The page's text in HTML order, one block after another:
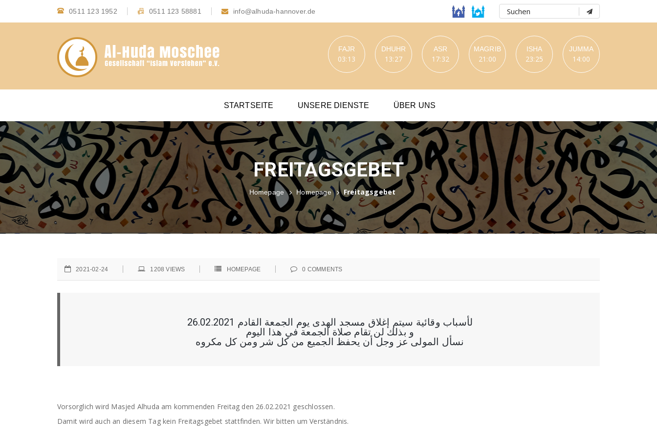
0511 123 1952 0511 123 58881 info@alhuda-hannover.de
FAJR
03:13
DHUHR
13:27
ASR
17:32
MAGRIB
21:00
ISHA
23:25
JUMMA
14:00
STARTSEITE UNSERE DIENSTE ÜBER UNS
FREITAGSGEBET
Homepage Homepage Freitagsgebet
2021-02-24 1208VIEWS HOMEPAGE 0 COMMENTS
لأسباب وقائية سيتم إغلاق مسجد الهدى يوم الجمعة القادم 26.02.2021
و بذلك لن تقام صلاة الجمعة في هذا اليوم
نسأل المولى عز وجل أن يحفظ الجميع من كل شر ومن كل مكروه
Vorsorglich wird Masjed Alhuda am kommenden Freitag den 26.02.2021 geschlossen.
Damit wird auch an diesem Tag kein Freitagsgebet stattfinden. Wir bitten um Verständnis.